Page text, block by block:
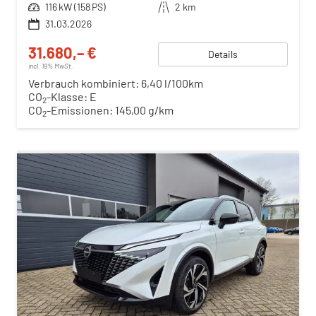
Leistung 116 kW (158 PS) Kilometerstand 2 km
31.03.2026
31.680,– €
incl. 19% MwSt.
Details
Verbrauch kombiniert: 6,40 l/100km
CO2-Klasse: E
CO2-Emissionen: 145,00 g/km